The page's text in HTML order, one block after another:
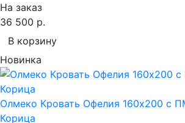
На заказ
36 500 р.
В корзину
Новинка
Олмеко Кровать Офелия 160х200 с
Корица